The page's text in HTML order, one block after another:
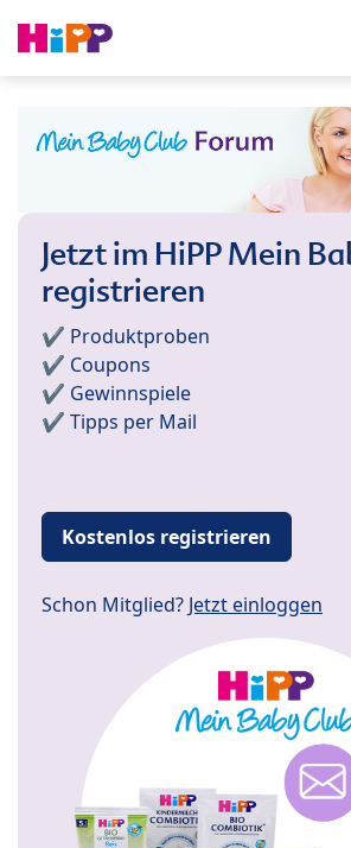
Jetzt im HiPP Mein
registrieren
✔️ Produktproben
✔️ Coupons
✔️ Gewinnspiele
✔️ Tipps per Mail
Kostenlos registrieren
Schon Mitglied? Jetzt einloggen